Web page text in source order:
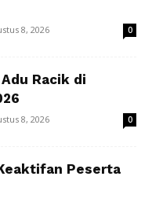
8, 2026 0
Racik di
8, 2026 0
Peserta